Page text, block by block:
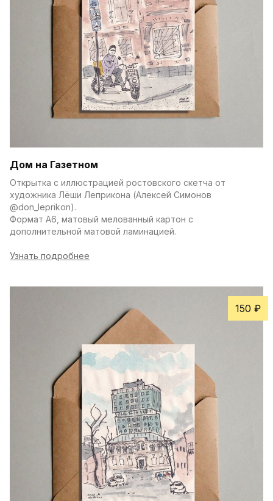
Дом на Газетном
Открытка с иллюстрацией ростовского скетча от
художника Лёши Леприкона (Алексей Симонов
@don_leprikon).
Формат А6, матовый мелованный картон с
дополнительной матовой ламинацией.
Узнать подробнее
150 ₽